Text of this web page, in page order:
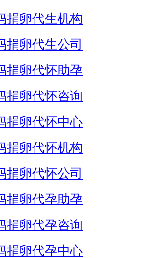
捐卵代生机构
捐卵代生公司
捐卵代怀助孕
捐卵代怀咨询
捐卵代怀中心
捐卵代怀机构
捐卵代怀公司
捐卵代孕助孕
捐卵代孕咨询
捐卵代孕中心